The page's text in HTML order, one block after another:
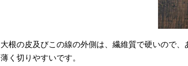
大根の皮及びこの線の外側は、繊維質で硬いので
薄く切りやすいです。